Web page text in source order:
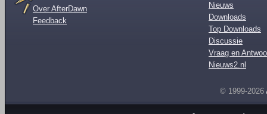
Over AfterDawn
Feedback
Nieuws
Downloads
Top Downloads
Discussie
Vraag en
Nieuws2.nl
© 1999-2026